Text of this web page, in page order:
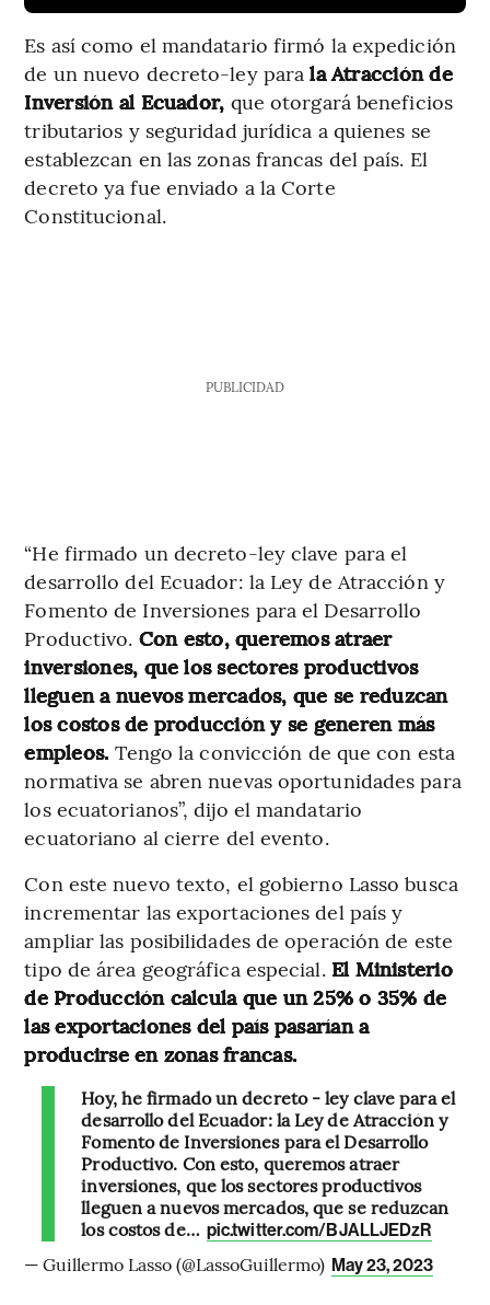
Es así como el mandatario firmó la expedición
de un nuevo decreto-ley parala Atracción de
Inversión al Ecuador, que otorgará beneficios
tributarios y seguridad jurídica a quienes se
establezcan en las zonas francas del país. El
decreto ya fue enviado a la Corte
Constitucional.
PUBLICIDAD
“He firmado un decreto-ley clave para el
desarrollo del Ecuador: la Ley de Atracción y
Fomento de Inversiones para el Desarrollo
Productivo. Con esto, queremos atraer
inversiones, que los sectores productivos
lleguen a nuevos mercados, que se reduzcan
los costos de producción y se generen más
empleos. Tengo la convicción de que con esta
normativa se abren nuevas oportunidades para
los ecuatorianos”, dijo el mandatario
ecuatoriano al cierre del evento.
Con este nuevo texto, el gobierno Lasso busca
incrementar las exportaciones del país y
ampliar las posibilidades de operación de este
tipo de área geográfica especial. El Ministerio
de Producción calcula que un 25% o 35% de
las exportaciones del país pasarían a
producirse en zonas francas.
Hoy, he firmado un decreto - ley clave para el
desarrollo del Ecuador: la Ley de Atracción y
Fomento de Inversiones para el Desarrollo
Productivo. Con esto, queremos atraer
inversiones, que los sectores productivos
lleguen a nuevos mercados, que se reduzcan
los costos de… pic.twitter.com/BJALLJEDzR
— Guillermo Lasso (@LassoGuillermo) May 23, 2023